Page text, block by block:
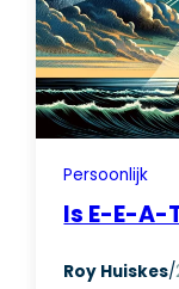
Persoonlijk
Is E-E-
Roy Huiskes/